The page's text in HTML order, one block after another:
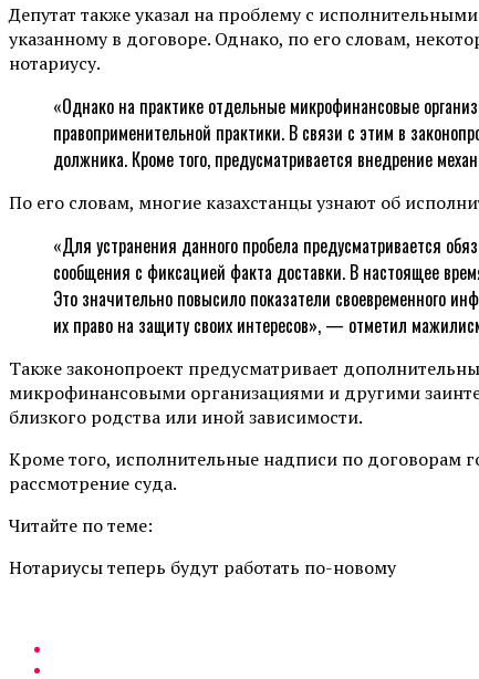
Депутат также указал на проблему с
указанному в договоре. Однако, по его словам,
нотариусу.
«Однако на практике отдельные микрофинансовые
правоприменительной практики. В связи с этим в
должника. Кроме того, предусматривается внедрение
По его словам, многие казахстанцы узнают об
«Для устранения данного пробела предусматривается
сообщения с фиксацией факта доставки. В настоящее
Это значительно повысило показатели своевременного
их право на защиту своих интересов», — отметил
Также законопроект предусматривает
микрофинансовыми организациями и другими
близкого родства или иной зависимости.
Кроме того, исполнительные надписи по договорам
рассмотрение суда.
Читайте по теме:
Нотариусы теперь будут работать по-новому